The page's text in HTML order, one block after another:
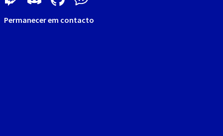
Permanecer em contacto